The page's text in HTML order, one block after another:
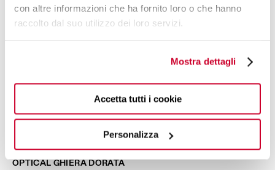
con altre informazioni che ha fornito loro o che hanno
raccolto dal suo utilizzo dei loro servizi.
Mostra dettagli
Accetta tutti i cookie
Personalizza
OPTICAL GHIERA DORATA